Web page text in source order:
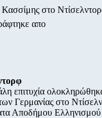
στο
απο
επιτυχία
Γερμανίας στο
Αποδήμου